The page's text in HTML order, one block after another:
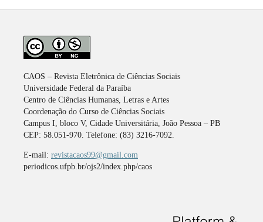
CAOS – Revista Eletrônica de Ciências Sociais
Universidade Federal da Paraíba
Centro de Ciências Humanas, Letras e Artes
Coordenação do Curso de Ciências Sociais
Campus I, bloco V, Cidade Universitária, João Pessoa – PB
CEP: 58.051-970. Telefone: (83) 3216-7092.
E-mail: revistacaos99@gmail.com
periodicos.ufpb.br/ojs2/index.php/caos